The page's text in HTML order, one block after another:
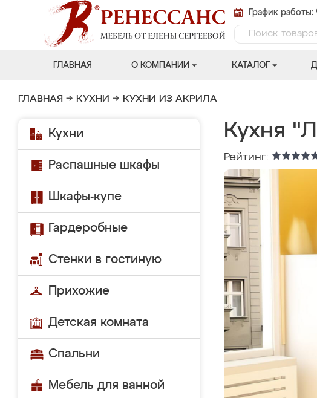
График работы:
ГЛАВНАЯ О КОМПАНИИ КАТАЛОГ
ГЛАВНАЯ → КУХНИ → КУХНИ ИЗ АКРИЛА
Кухни
Распашные шкафы
Шкафы-купе
Гардеробные
Стенки в гостиную
Прихожие
Детская комната
Спальни
Мебель для ванной
Кухня
Рейтинг: